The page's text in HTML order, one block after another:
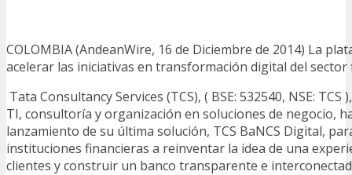
COLOMBIA (AndeanWire, 16 de Diciembre de 2014) La
acelerar las iniciativas en transformación digital del sector
Tata Consultancy Services (TCS), ( BSE: 532540, NSE:
TI, consultoría y organización en soluciones de negocio,
lanzamiento de su última solución, TCS BaNCS Digital,
instituciones financieras a reinventar la idea de una
clientes y construir un banco transparente e